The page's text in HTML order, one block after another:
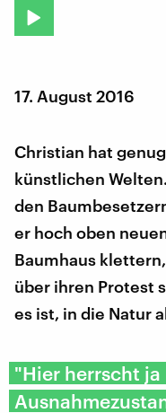
17. August 2016
Christian hat
künstlichen
den
er hoch oben
Baumhaus
über ihren Protest
es ist, in die Natur
"Hier herrscht